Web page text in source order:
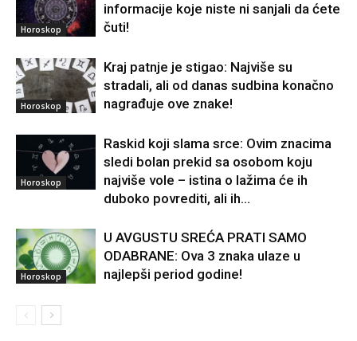
Horoskop
informacije koje niste ni sanjali da ćete
čuti!
Horoskop
Kraj patnje je stigao: Najviše su
stradali, ali od danas sudbina konačno
nagrađuje ove znake!
Horoskop
Raskid koji slama srce: Ovim znacima
sledi bolan prekid sa osobom koju
najviše vole – istina o lažima će ih
duboko povrediti, ali ih...
Horoskop
U AVGUSTU SREĆA PRATI SAMO
ODABRANE: Ova 3 znaka ulaze u
najlepši period godine!